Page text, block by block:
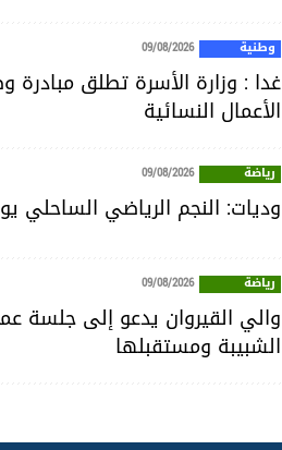
وطنية 09/08/2026
غدا : وزارة الأسرة تطلق مبادرة
الأعمال النسائية
رياضة 09/08/2026
وديات: النجم الرياضي الساحلي
رياضة 09/08/2026
والي القيروان يدعو إلى جلسة
الشبيبة ومستقبلها